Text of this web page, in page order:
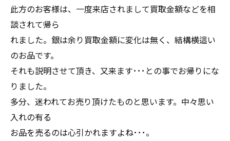
此方のお客様は、一度来店されまして買取金額などを相
談されて帰ら
れました。銀は余り買取金額に変化は無く、結構横這い
のお品です。
それも説明させて頂き、又来ます･･･との事でお帰りにな
りました。
多分、迷われてお売り頂けたものと思います。中々思い
入れの有る
お品を売るのは心引かれますよね･･･。